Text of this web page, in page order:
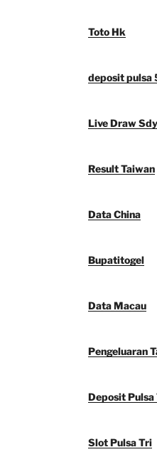
Toto Hk
deposit pulsa
Live Draw Sdy
Result Taiwan
Data China
Bupatitogel
Data Macau
Pengeluaran
Deposit Pulsa
Slot Pulsa Tri